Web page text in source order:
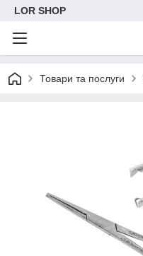
LOR SHOP
Товари та послуги